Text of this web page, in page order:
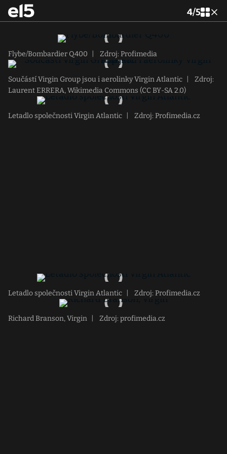
4/5
Flybe/Bombardier Q400 Zdroj: Profimedia
Součástí Virgin Group jsou i aerolinky Virgin Atlantic
Zdroj:
Laurent ERRERA, Wikimedia Commons (CC BY-SA 2.0)
Letadlo společnosti Virgin Atlantic Zdroj: Profimedia.cz
Letadlo společnosti Virgin Atlantic Zdroj: Profimedia.cz
Richard Branson, Virgin Zdroj: profimedia.cz